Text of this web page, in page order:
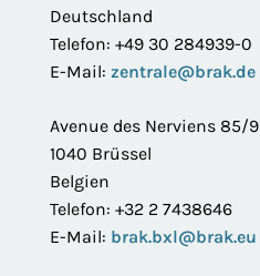
Deutschland
Telefon: +49 30 284939-0
E-Mail: zentrale@brak.de
Avenue des Nerviens 85/9
1040 Brüssel
Belgien
Telefon: +32 2 7438646
E-Mail: brak.bxl@brak.eu